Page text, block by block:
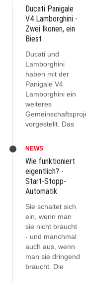
Ducati Panigale
V4 Lamborghini -
Zwei Ikonen, ein
Biest
Ducati und
Lamborghini
haben mit der
Panigale V4
Lamborghini ein
weiteres
vorgestellt. Das
NEWS
Wie funktioniert
eigentlich? -
Start-Stopp-
Automatik
Sie schaltet sich
ein, wenn man
sie nicht braucht
- und manchmal
auch aus, wenn
man sie dringend
braucht. Die